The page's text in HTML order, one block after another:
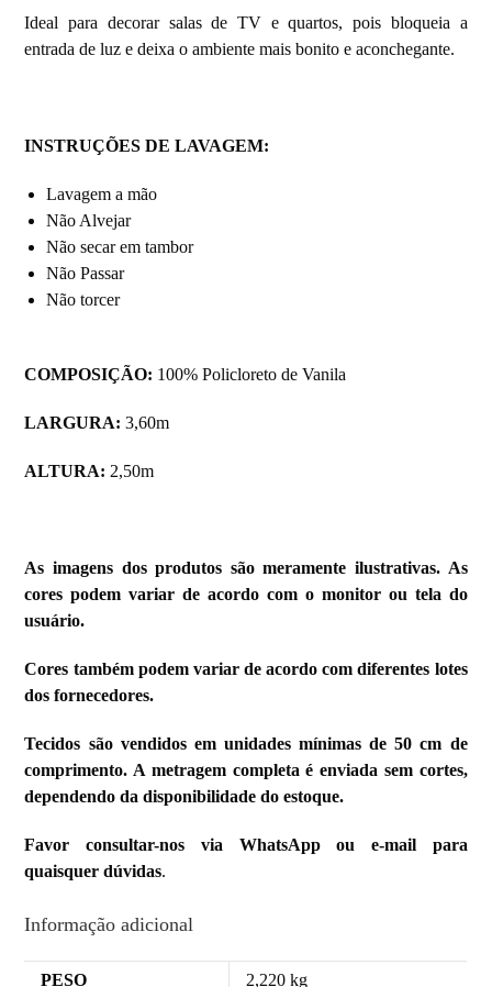
Ideal para decorar salas de TV e quartos, pois bloqueia a
entrada de luz e deixa o ambiente mais bonito e aconchegante.
INSTRUÇÕES DE LAVAGEM:
Lavagem a mão
Não Alvejar
Não secar em tambor
Não Passar
Não torcer
COMPOSIÇÃO: 100% Policloreto de Vanila
LARGURA: 3,60m
ALTURA: 2,50m
As imagens dos produtos são meramente ilustrativas. As
cores podem variar de acordo com o monitor ou tela do
usuário.
Cores também podem variar de acordo com diferentes lotes
dos fornecedores.
Tecidos são vendidos em unidades mínimas de 50 cm de
comprimento. A metragem completa é enviada sem cortes,
dependendo da disponibilidade do estoque.
Favor consultar-nos via WhatsApp ou e-mail para
quaisquer dúvidas.
Informação adicional
PESO 2,220 kg